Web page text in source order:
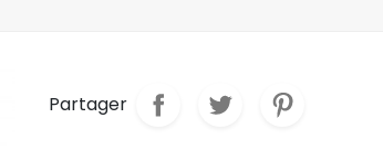
Partager